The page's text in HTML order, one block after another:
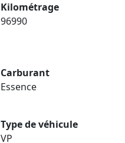
Kilométrage
96990
Carburant
Essence
Type de véhicule
VP